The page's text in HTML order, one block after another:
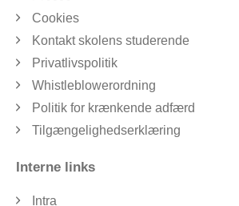
Cookies
Kontakt skolens studerende
Privatlivspolitik
Whistleblowerordning
Politik for krænkende adfærd
Tilgængelighedserklæring
Interne links
Intra